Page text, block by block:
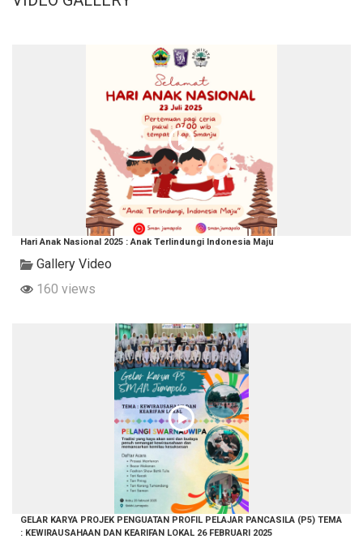
Hari Anak Nasional 2025 : Anak Terlindungi Indonesia Maju
Gallery Video
160 views
GELAR KARYA PROJEK PENGUATAN PROFIL PELAJAR PANCASILA (P5) TEMA
: KEWIRAUSAHAAN DAN KEARIFAN LOKAL 26 FEBRUARI 2025